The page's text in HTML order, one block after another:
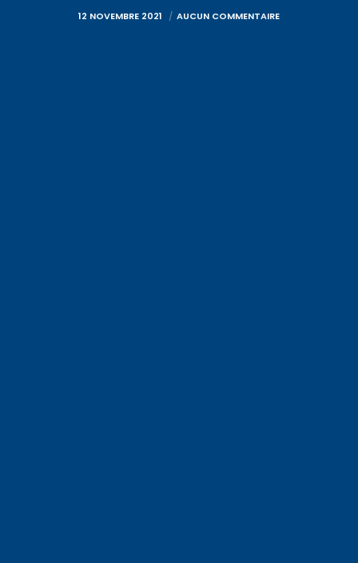
12 NOVEMBRE 2021 AUCUN COMMENTAIRE